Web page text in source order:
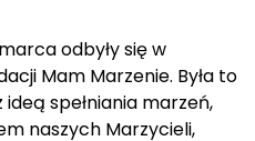
odbyły się w
Mam Marzenie. Była to
spełniania marzeń,
naszych Marzycieli,